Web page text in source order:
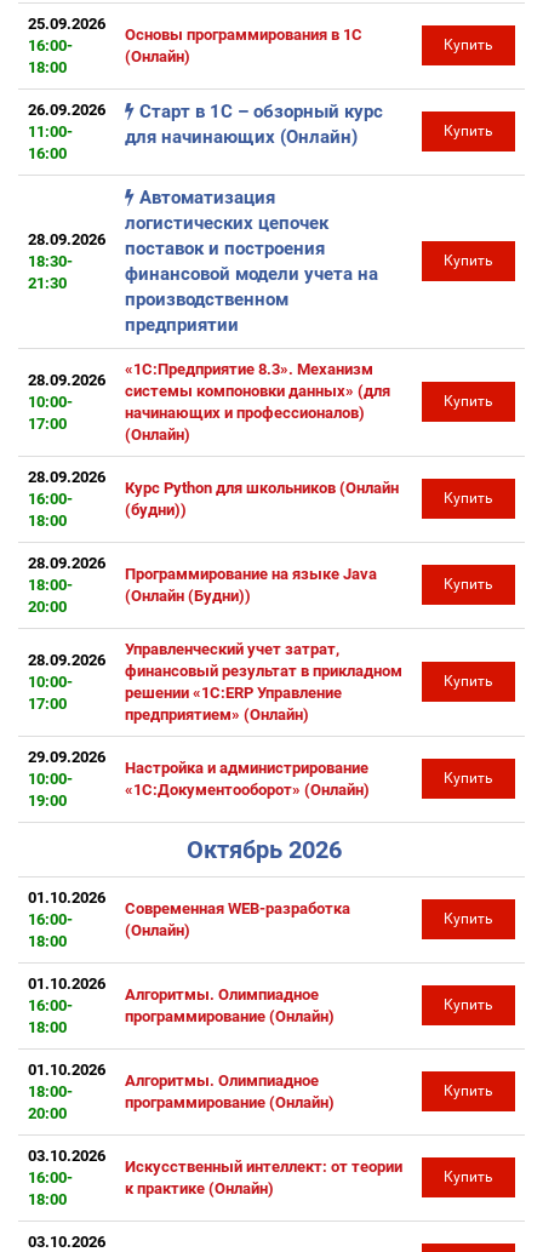
25.09.2026
16:00-
18:00
Основы программирования в 1С
(Онлайн)
Купить
26.09.2026
11:00-
16:00
Старт в 1С – обзорный курс
для начинающих (Онлайн)
Купить
28.09.2026
18:30-
21:30
Автоматизация
логистических цепочек
поставок и построения
финансовой модели учета на
производственном
предприятии
Купить
28.09.2026
10:00-
17:00
«1С:Предприятие 8.3». Механизм
системы компоновки данных» (для
начинающих и профессионалов)
(Онлайн)
Купить
28.09.2026
16:00-
18:00
Курс Python для школьников (Онлайн
(будни))
Купить
28.09.2026
18:00-
20:00
Программирование на языке Java
(Онлайн (Будни))
Купить
28.09.2026
10:00-
17:00
Управленческий учет затрат,
финансовый результат в прикладном
решении «1С:ERP Управление
предприятием» (Онлайн)
Купить
29.09.2026
10:00-
19:00
Настройка и администрирование
«1С:Документооборот» (Онлайн)
Купить
Октябрь 2026
01.10.2026
16:00-
18:00
Современная WEB-разработка
(Онлайн)
Купить
01.10.2026
16:00-
18:00
Алгоритмы. Олимпиадное
программирование (Онлайн)
Купить
01.10.2026
18:00-
20:00
Алгоритмы. Олимпиадное
программирование (Онлайн)
Купить
03.10.2026
16:00-
18:00
Искусственный интеллект: от теории
к практике (Онлайн)
Купить
03.10.2026